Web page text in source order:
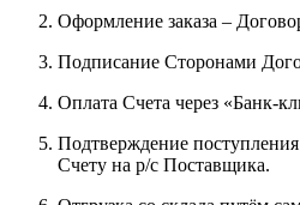
Оформление заказа –
Подписание Сторонами
Оплата Счета через «Банк-
Подтверждение
Счету на р/с Поставщика.